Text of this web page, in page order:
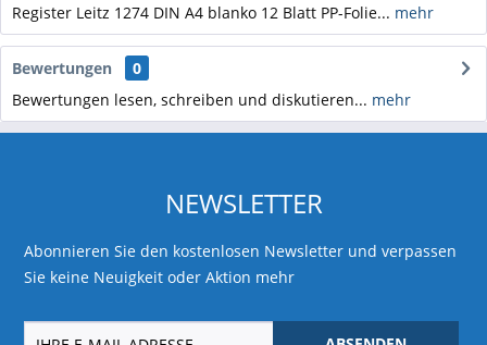
Register Leitz 1274 DIN A4 blanko 12 Blatt PP-Folie... mehr
Bewertungen
0
Bewertungen lesen, schreiben und diskutieren... mehr
NEWSLETTER
Abonnieren Sie den kostenlosen Newsletter und verpassen
Sie keine Neuigkeit oder Aktion mehr